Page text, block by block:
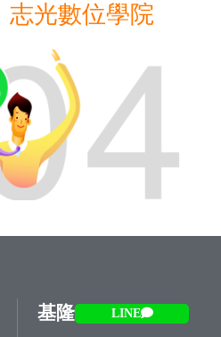
志光數位學院
基隆 LINE